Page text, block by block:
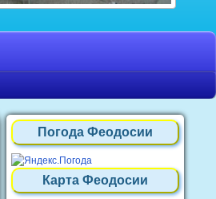
Погода Феодосии
Карта Феодосии